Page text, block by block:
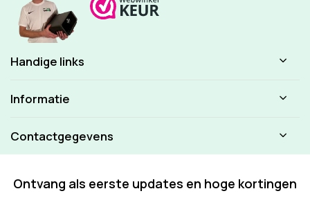
Handige links
Informatie
Contactgegevens
Ontvang als eerste updates en hoge kortingen